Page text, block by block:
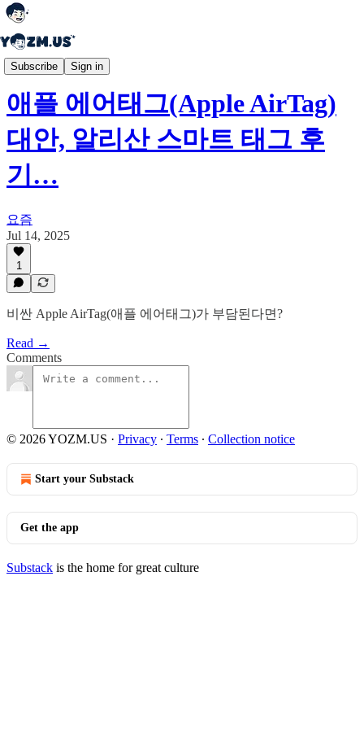
Subscribe Sign in
🌐 요즘 세상
애플 에어태그(Apple AirTag)
대안, 알리산 스마트 태그 후
기…
요즘
Jul 14, 2025
1
비싼 Apple AirTag(애플 에어태그)가 부담된다면?
Read →
Comments
© 2026 YOZM.US · Privacy ∙ Terms ∙ Collection notice
Start your Substack
Get the app
Substack is the home for great culture